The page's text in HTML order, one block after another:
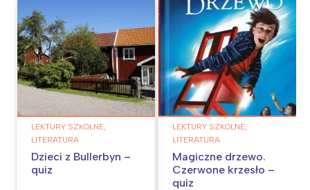
LEKTURY SZKOLNE,
LITERATURA
Dzieci z Bullerbyn –
quiz
LEKTURY SZKOLNE,
LITERATURA
Magiczne drzewo.
Czerwone krzesło –
quiz